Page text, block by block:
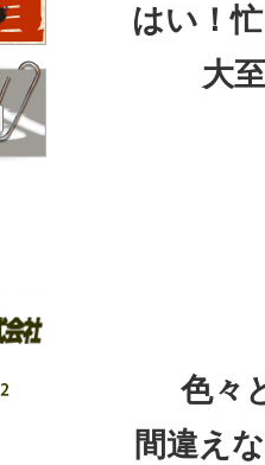
はい！
大
色々
間違え